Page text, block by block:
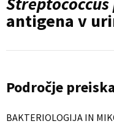
antigena v
Področje
BAKTERIOLOGIJA IN